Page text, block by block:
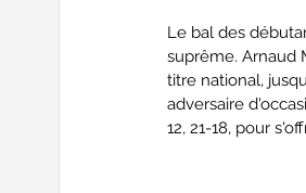
Le bal des
suprême. Arnaud
titre national,
adversaire
12, 21-18, pour